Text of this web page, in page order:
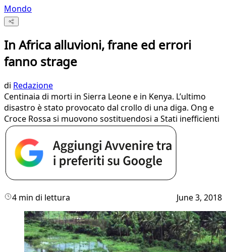
Mondo
In Africa alluvioni, frane ed errori
fanno strage
di Redazione
Centinaia di morti in Sierra Leone e in Kenya. L’ultimo
disastro è stato provocato dal crollo di una diga. Ong e
Croce Rossa si muovono sostituendosi a Stati inefficienti
4 min di lettura June 3, 2018